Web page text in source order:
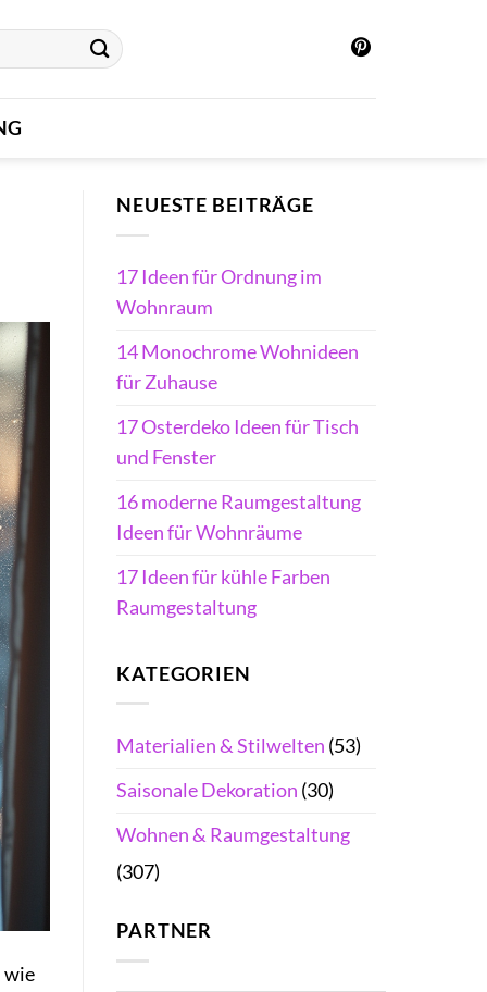
wie
NEUESTE BEITRÄGE
17 Ideen für Ordnung im
Wohnraum
14 Monochrome Wohnideen
für Zuhause
17 Osterdeko Ideen für Tisch
und Fenster
16 moderne Raumgestaltung
Ideen für Wohnräume
17 Ideen für kühle Farben
Raumgestaltung
KATEGORIEN
Materialien & Stilwelten (53)
Saisonale Dekoration (30)
Wohnen & Raumgestaltung
(307)
PARTNER